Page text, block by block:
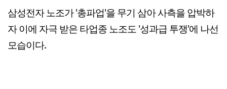
삼성전자 노조가 '총파업'을 무기 삼아 사측을 압박하
자 이에 자극 받은 타업종 노조도 '성과급 투쟁'에 나선
모습이다.